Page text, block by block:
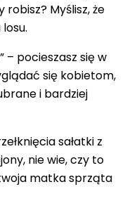
Myślisz, że
– pocieszasz się w
się kobietom,
i bardziej
sałatki z
nie wie, czy to
matka sprząta